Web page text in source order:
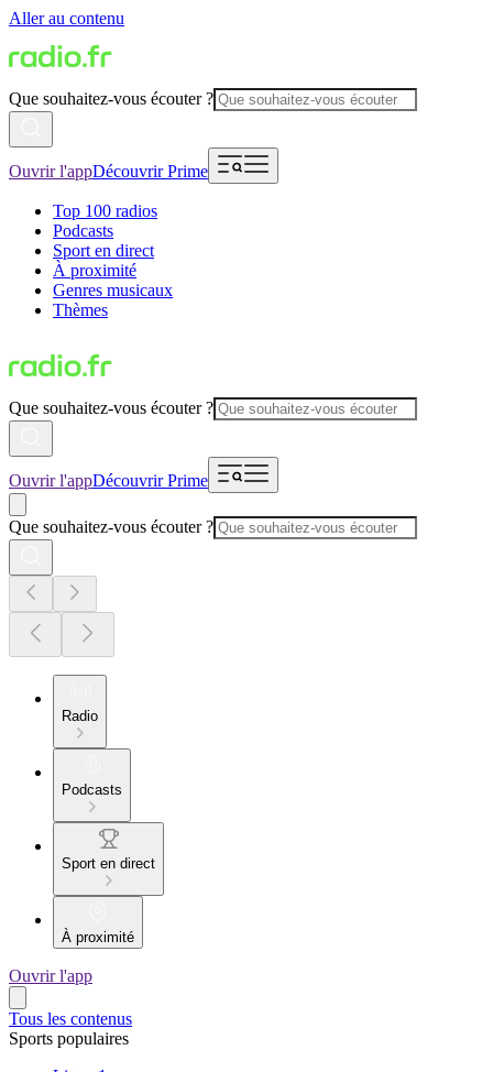
Aller au contenu
Que souhaitez-vous écouter ?
Ouvrir l'appDécouvrir Prime
Top 100 radios
Podcasts
Sport en direct
À proximité
Genres musicaux
Thèmes
Que souhaitez-vous écouter ?
Ouvrir l'appDécouvrir Prime
Que souhaitez-vous écouter ?
Radio
Podcasts
Sport en direct
À proximité
Ouvrir l'app
Tous les contenus
Sports populaires